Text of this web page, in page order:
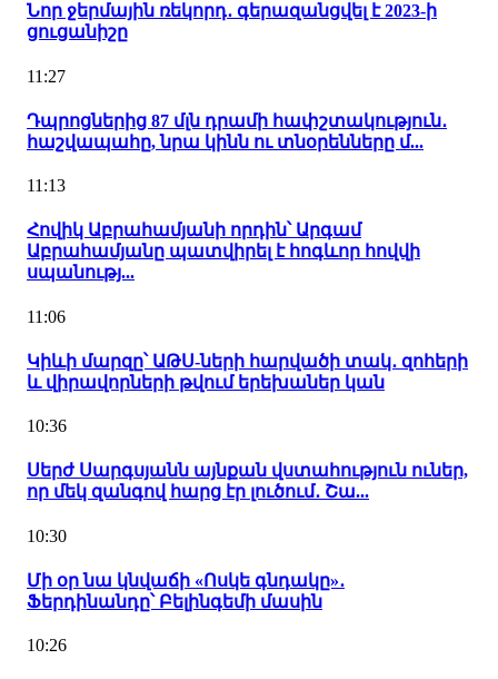
Նոր ջերմային ռեկորդ․ գերազանցվել է 2023-ի
ցուցանիշը
11:27
Դպրոցներից 87 մլն դրամի հափշտակություն․
հաշվապահը, նրա կինն ու տնօրենները մ...
11:13
Հովիկ Աբրահամյանի որդին՝ Արգամ
Աբրահամյանը պատվիրել է հոգևոր հովվի
սպանությ...
11:06
Կիևի մարզը՝ ԱԹՍ-ների հարվածի տակ․ զոհերի
և վիրավորների թվում երեխաներ կան
10:36
Սերժ Սարգսյանն այնքան վստահություն ուներ,
որ մեկ զանգով հարց էր լուծում․ Շա...
10:30
Մի օր նա կնվաճի «Ոսկե գնդակը»․
Ֆերդինանդը՝ Բելինգեմի մասին
10:26